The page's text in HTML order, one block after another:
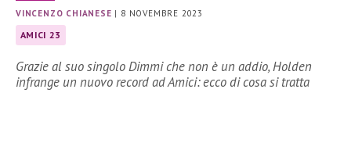
VINCENZO CHIANESE | 8 NOVEMBRE 2023
AMICI 23
Grazie al suo singolo Dimmi che non è un addio, Holden
infrange un nuovo record ad Amici: ecco di cosa si tratta